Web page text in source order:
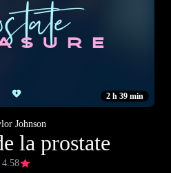
2 h 39 min
Johnson
la prostate
4.58